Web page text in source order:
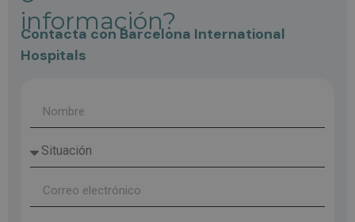
información?
Contacta con Barcelona International
Hospitals